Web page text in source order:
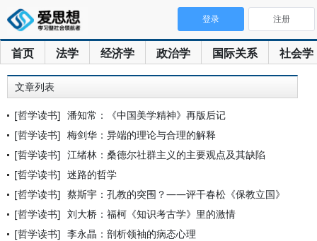
首页 法学 经济学 政治学 国际关系 社会学
登录 注册
文章列表
[哲学读书] 潘知常：《中国美学精神》再版后记
[哲学读书] 梅剑华：异端的理论与合理的解释
[哲学读书] 江绪林：桑德尔社群主义的主要观点及其缺陷
[哲学读书] 迷路的哲学
[哲学读书] 蔡斯宇：孔教的突围？——评干春松《保教立国》
[哲学读书] 刘大桥：福柯《知识考古学》里的激情
[哲学读书] 李永晶：剖析领袖的病态心理